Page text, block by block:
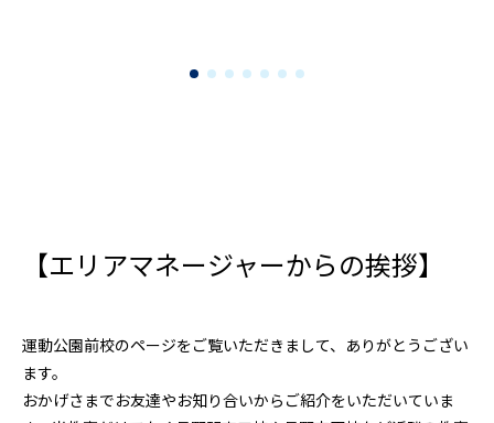
【エリアマネージャーからの挨拶】
運動公園前校のページをご覧いただきまして、ありがとうござい
ます。
おかげさまでお友達やお知り合いからご紹介をいただいていま